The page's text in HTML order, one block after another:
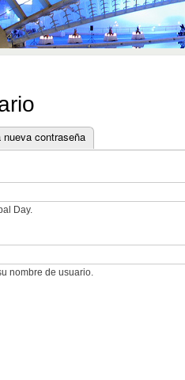
contraseña
Day.
nombre de usuario.